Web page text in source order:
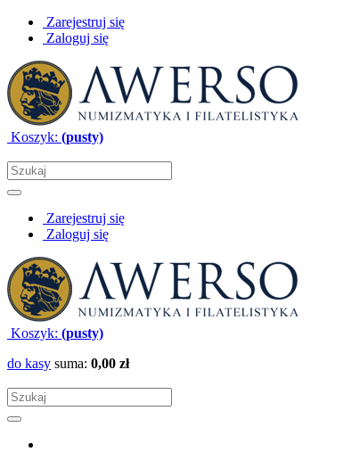
Zarejestruj się
Zaloguj się
Koszyk: (pusty)
Zarejestruj się
Zaloguj się
Koszyk: (pusty)
do kasy suma: 0,00 zł